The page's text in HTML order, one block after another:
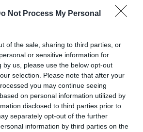
Not Process My Personal
of the sale, sharing to third parties, or
or sensitive information for
by us, please use the below opt-out
selection. Please note that after your
you may continue seeing
on personal information utilized by
disclosed to third parties prior to
separately opt-out of the further
information by third parties on the
a legfrissebb hírekről, kövessen
ÜGYEK Google Hírek oldalán!